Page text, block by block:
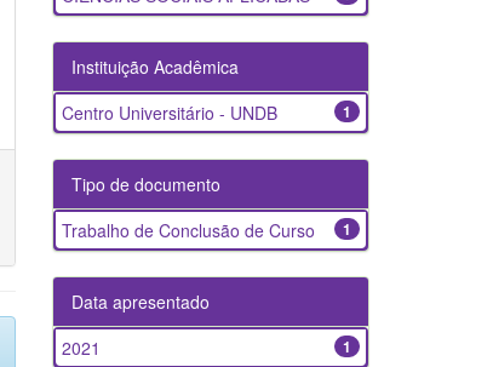
Instituição Acadêmica
1
Centro Universitário - UNDB
Tipo de documento
1
Trabalho de Conclusão de Curso
Data apresentado
1
2021